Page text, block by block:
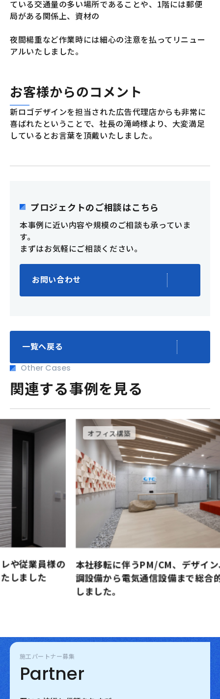
ている交通量の多い場所であることや、1階には郵便
局がある関係上、資材の
夜間楊重など作業時には細心の注意を払ってリニュー
アルいたしました。
お客様からのコメント
新ロゴデザインを担当された広告代理店からも非常に
喜ばれたということで、社長の滝崎様より、大変満足
しているとお言葉を頂戴いたしました。
プロジェクトのご相談はこちら
本事例に近い内容や規模のご相談も承っていま
す。
まずはお気軽にご相談ください。
お問い合わせ
一覧へ戻る
Other Cases
関連する事例を見る
オフィス構築
本社移転に伴うPM/CM、デザイン、内装、空
調設備から電気通信設備まで総合的に担当いた
ロ
担
施工パートナー募集
Partner